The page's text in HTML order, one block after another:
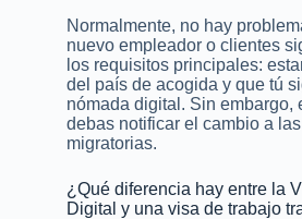
Normalmente, no hay
nuevo empleador o clientes
los requisitos principales:
del país de acogida y que tú
nómada digital. Sin embargo,
debas notificar el cambio a
migratorias.
¿Qué diferencia hay entre la
Digital y una visa de trabajo